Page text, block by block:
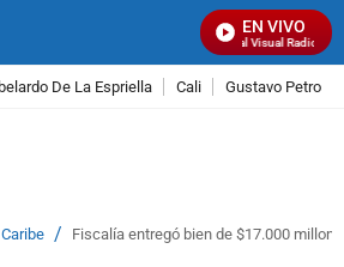
EN VIVO
Señal Visual Radio
De La Espriella Cali Gustavo Petro
Caribe / Fiscalía entregó bien de $17.000